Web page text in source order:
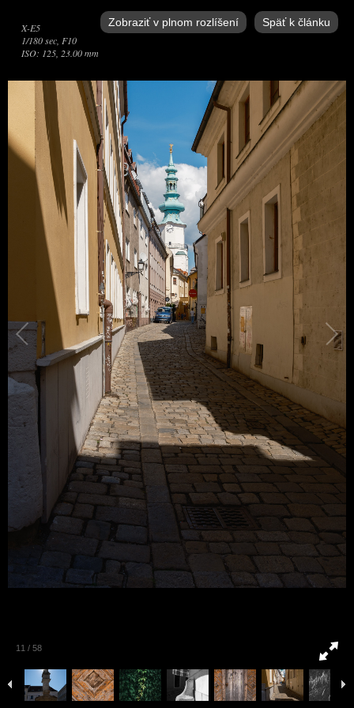
11 / 58
Zobraziť v plnom rozlíšení Späť k článku
X-E5
1/180 sec, F10
ISO: 125, 23.00 mm